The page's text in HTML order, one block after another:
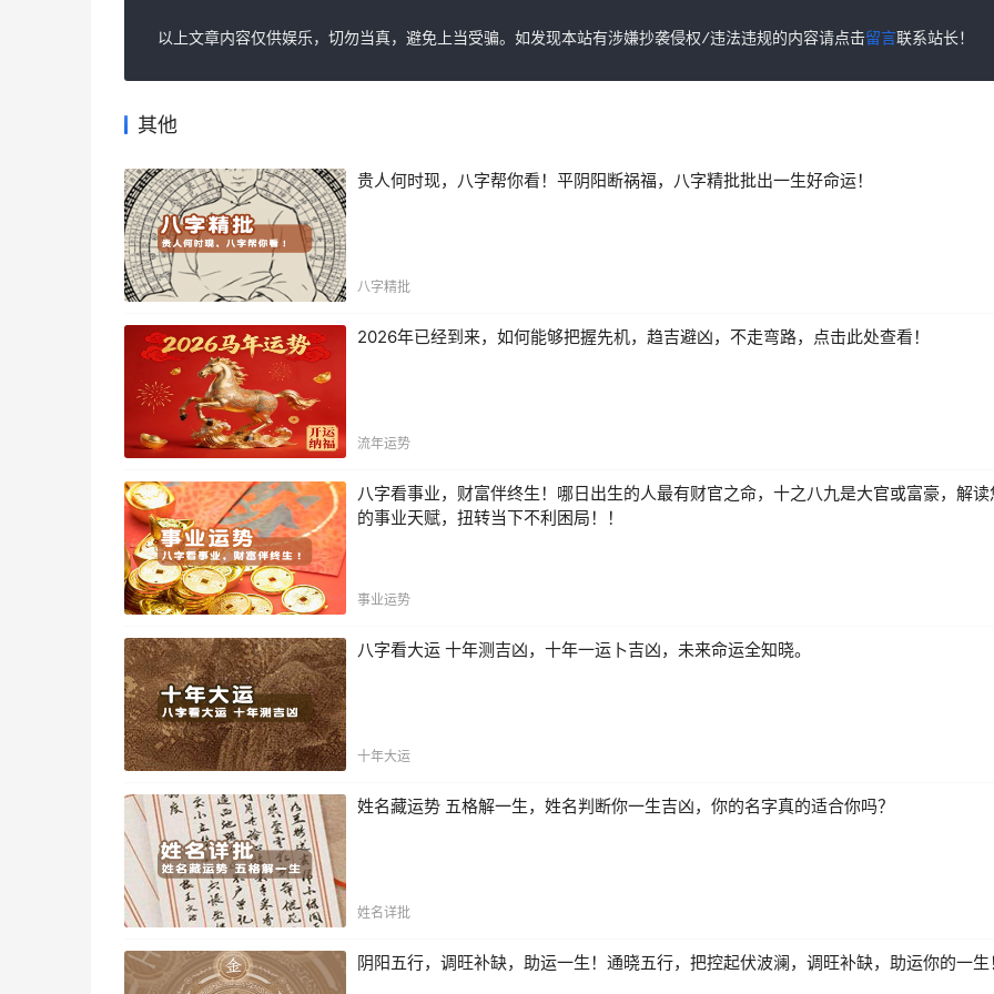
以上文章内容仅供娱乐，切勿当真，避免上当受骗。如发现本站有涉嫌抄袭侵权/违法违规的内容请点击留言联系站长！
其他
贵人何时现，八字帮你看！平阴阳断祸福，八字精批批出一生好命运！
八字精批
2026年已经到来，如何能够把握先机，趋吉避凶，不走弯路，点击此处查看！
流年运势
八字看事业，财富伴终生！哪日出生的人最有财官之命，十之八九是大官或富豪，解读
的事业天赋，扭转当下不利困局！！
事业运势
八字看大运 十年测吉凶，十年一运卜吉凶，未来命运全知晓。
十年大运
姓名藏运势 五格解一生，姓名判断你一生吉凶，你的名字真的适合你吗？
姓名详批
阴阳五行，调旺补缺，助运一生！通晓五行，把控起伏波澜，调旺补缺，助运你的一生